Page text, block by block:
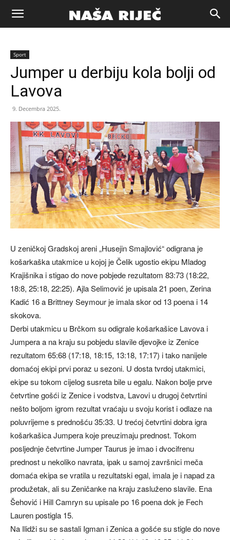
Naša
riječ
Sport
Jumper u derbiju kola bolji od
Lavova
9. Decembra 2025.
U zeničkoj Gradskoj areni „Husejin Smajlović“ odigrana je
košarkaška utakmice u kojoj je Čelik ugostio ekipu Mladog
Krajišnika i stigao do nove pobjede rezultatom 83:73 (18:22,
18:8, 25:18, 22:25). Ajla Selimović je upisala 21 poen, Zerina
Kadić 16 a Brittney Seymour je imala skor od 13 poena i 14
skokova.
Derbi utakmicu u Brčkom su odigrale košarkašice Lavova i
Jumpera a na kraju su pobjedu slavile djevojke iz Zenice
rezultatom 65:68 (17:18, 18:15, 13:18, 17:17) i tako nanijele
domaćoj ekipi prvi poraz u sezoni. U dosta tvrdoj utakmici,
ekipe su tokom cijelog susreta bile u egalu. Nakon bolje prve
četvrtine gošći iz Zenice i vodstva, Lavovi u drugoj četvrtini
nešto boljom igrom rezultat vraćaju u svoju korist i odlaze na
poluvrijeme s prednošću 35:33. U trećoj četvrtini dobra igra
košarkašica Jumpera koje preuzimaju prednost. Tokom
posljednje četvrtine Jumper Taurus je imao i dvocifrenu
prednost u nekoliko navrata, ipak u samoj završnici meča
domaća ekipa se vratila u rezultatski egal, imala je i napad za
produžetak, ali su Zeničanke na kraju zasluženo slavile. Ena
Šehović i Hill Camryn su upisale po 16 poena dok je Fech
Lauren postigla 15.
Na Ilidži su se sastali Igman i Zenica a gošće su stigle do nove